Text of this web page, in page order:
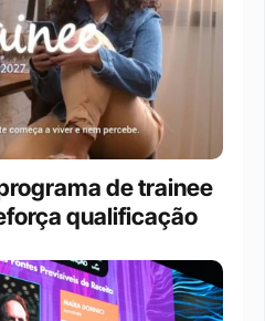
de trainee
qualificação